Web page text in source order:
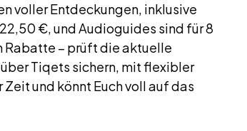
voller Entdeckungen, inklusive
€, und Audioguides sind für 8
Rabatte – prüft die aktuelle
Tiqets sichern, mit flexibler
und könnt Euch voll auf das